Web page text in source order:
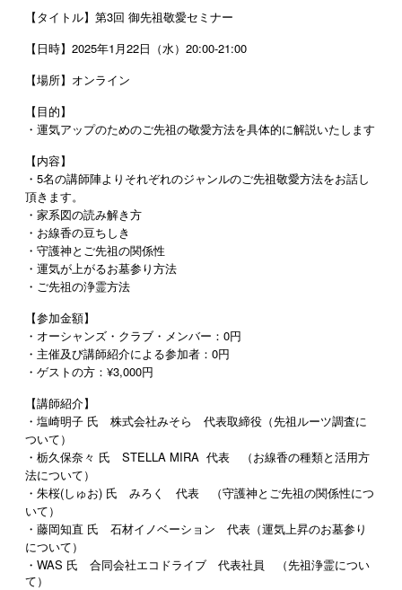
【タイトル】第3回 御先祖敬愛セミナー
【日時】2025年1月22日（水）20:00-21:00
【場所】オンライン
【目的】
・運気アップのためのご先祖の敬愛方法を具体的に解説いたします
【内容】
・5名の講師陣よりそれぞれのジャンルのご先祖敬愛方法をお話し
頂きます。
・家系図の読み解き方
・お線香の豆ちしき
・守護神とご先祖の関係性
・運気が上がるお墓参り方法
・ご先祖の浄霊方法
【参加金額】
・オーシャンズ・クラブ・メンバー：0円
・主催及び講師紹介による参加者：0円
・ゲストの方：¥3,000円
【講師紹介】
・塩崎明子 氏 株式会社みそら 代表取締役（先祖ルーツ調査に
ついて）
・栃久保奈々 氏 STELLA MIRA 代表 （お線香の種類と活用方
法について）
・朱桜(しゅお) 氏 みろく 代表 （守護神とご先祖の関係性につ
いて）
・藤岡知直 氏 石材イノベーション 代表（運気上昇のお墓参り
について）
・ WAS 氏 合同会社エコドライブ 代表社員 （先祖浄霊につい
て）